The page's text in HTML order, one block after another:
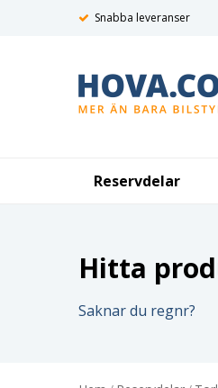
Snabba leveranser
Reservdelar
Hitta
Saknar du regnr?